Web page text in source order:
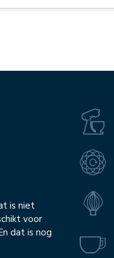
is niet
voor
dat is nog